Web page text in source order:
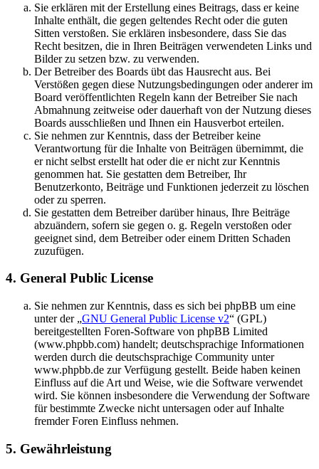
Sie erklären mit der Erstellung eines Beitrags, dass er keine
Inhalte enthält, die gegen geltendes Recht oder die guten
Sitten verstoßen. Sie erklären insbesondere, dass Sie das
Recht besitzen, die in Ihren Beiträgen verwendeten Links und
Bilder zu setzen bzw. zu verwenden.
Der Betreiber des Boards übt das Hausrecht aus. Bei
Verstößen gegen diese Nutzungsbedingungen oder anderer im
Board veröffentlichten Regeln kann der Betreiber Sie nach
Abmahnung zeitweise oder dauerhaft von der Nutzung dieses
Boards ausschließen und Ihnen ein Hausverbot erteilen.
Sie nehmen zur Kenntnis, dass der Betreiber keine
Verantwortung für die Inhalte von Beiträgen übernimmt, die
er nicht selbst erstellt hat oder die er nicht zur Kenntnis
genommen hat. Sie gestatten dem Betreiber, Ihr
Benutzerkonto, Beiträge und Funktionen jederzeit zu löschen
oder zu sperren.
Sie gestatten dem Betreiber darüber hinaus, Ihre Beiträge
abzuändern, sofern sie gegen o. g. Regeln verstoßen oder
geeignet sind, dem Betreiber oder einem Dritten Schaden
zuzufügen.
4. General Public License
Sie nehmen zur Kenntnis, dass es sich bei phpBB um eine
unter der „GNU General Public License v2“ (GPL)
bereitgestellten Foren-Software von phpBB Limited
(www.phpbb.com) handelt; deutschsprachige Informationen
werden durch die deutschsprachige Community unter
www.phpbb.de zur Verfügung gestellt. Beide haben keinen
Einfluss auf die Art und Weise, wie die Software verwendet
wird. Sie können insbesondere die Verwendung der Software
für bestimmte Zwecke nicht untersagen oder auf Inhalte
fremder Foren Einfluss nehmen.
5. Gewährleistung